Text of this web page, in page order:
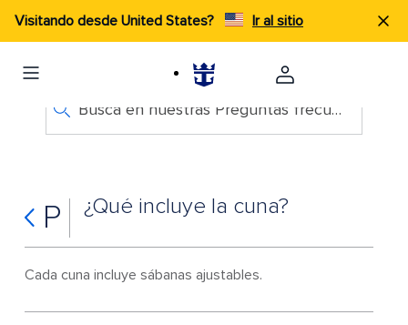
Visitando desde United States? Ir al sitio
Busca en nuestras Preguntas frecuentes
P ¿Qué incluye la cuna?
Cada cuna incluye sábanas ajustables.